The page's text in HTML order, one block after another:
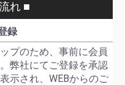
れ ■
録
プのため、事前に会員
弊社にてご登録を承認
示され、WEBからのご